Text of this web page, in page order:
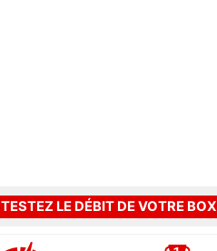
TESTEZ LE DÉBIT DE VOTRE BOX